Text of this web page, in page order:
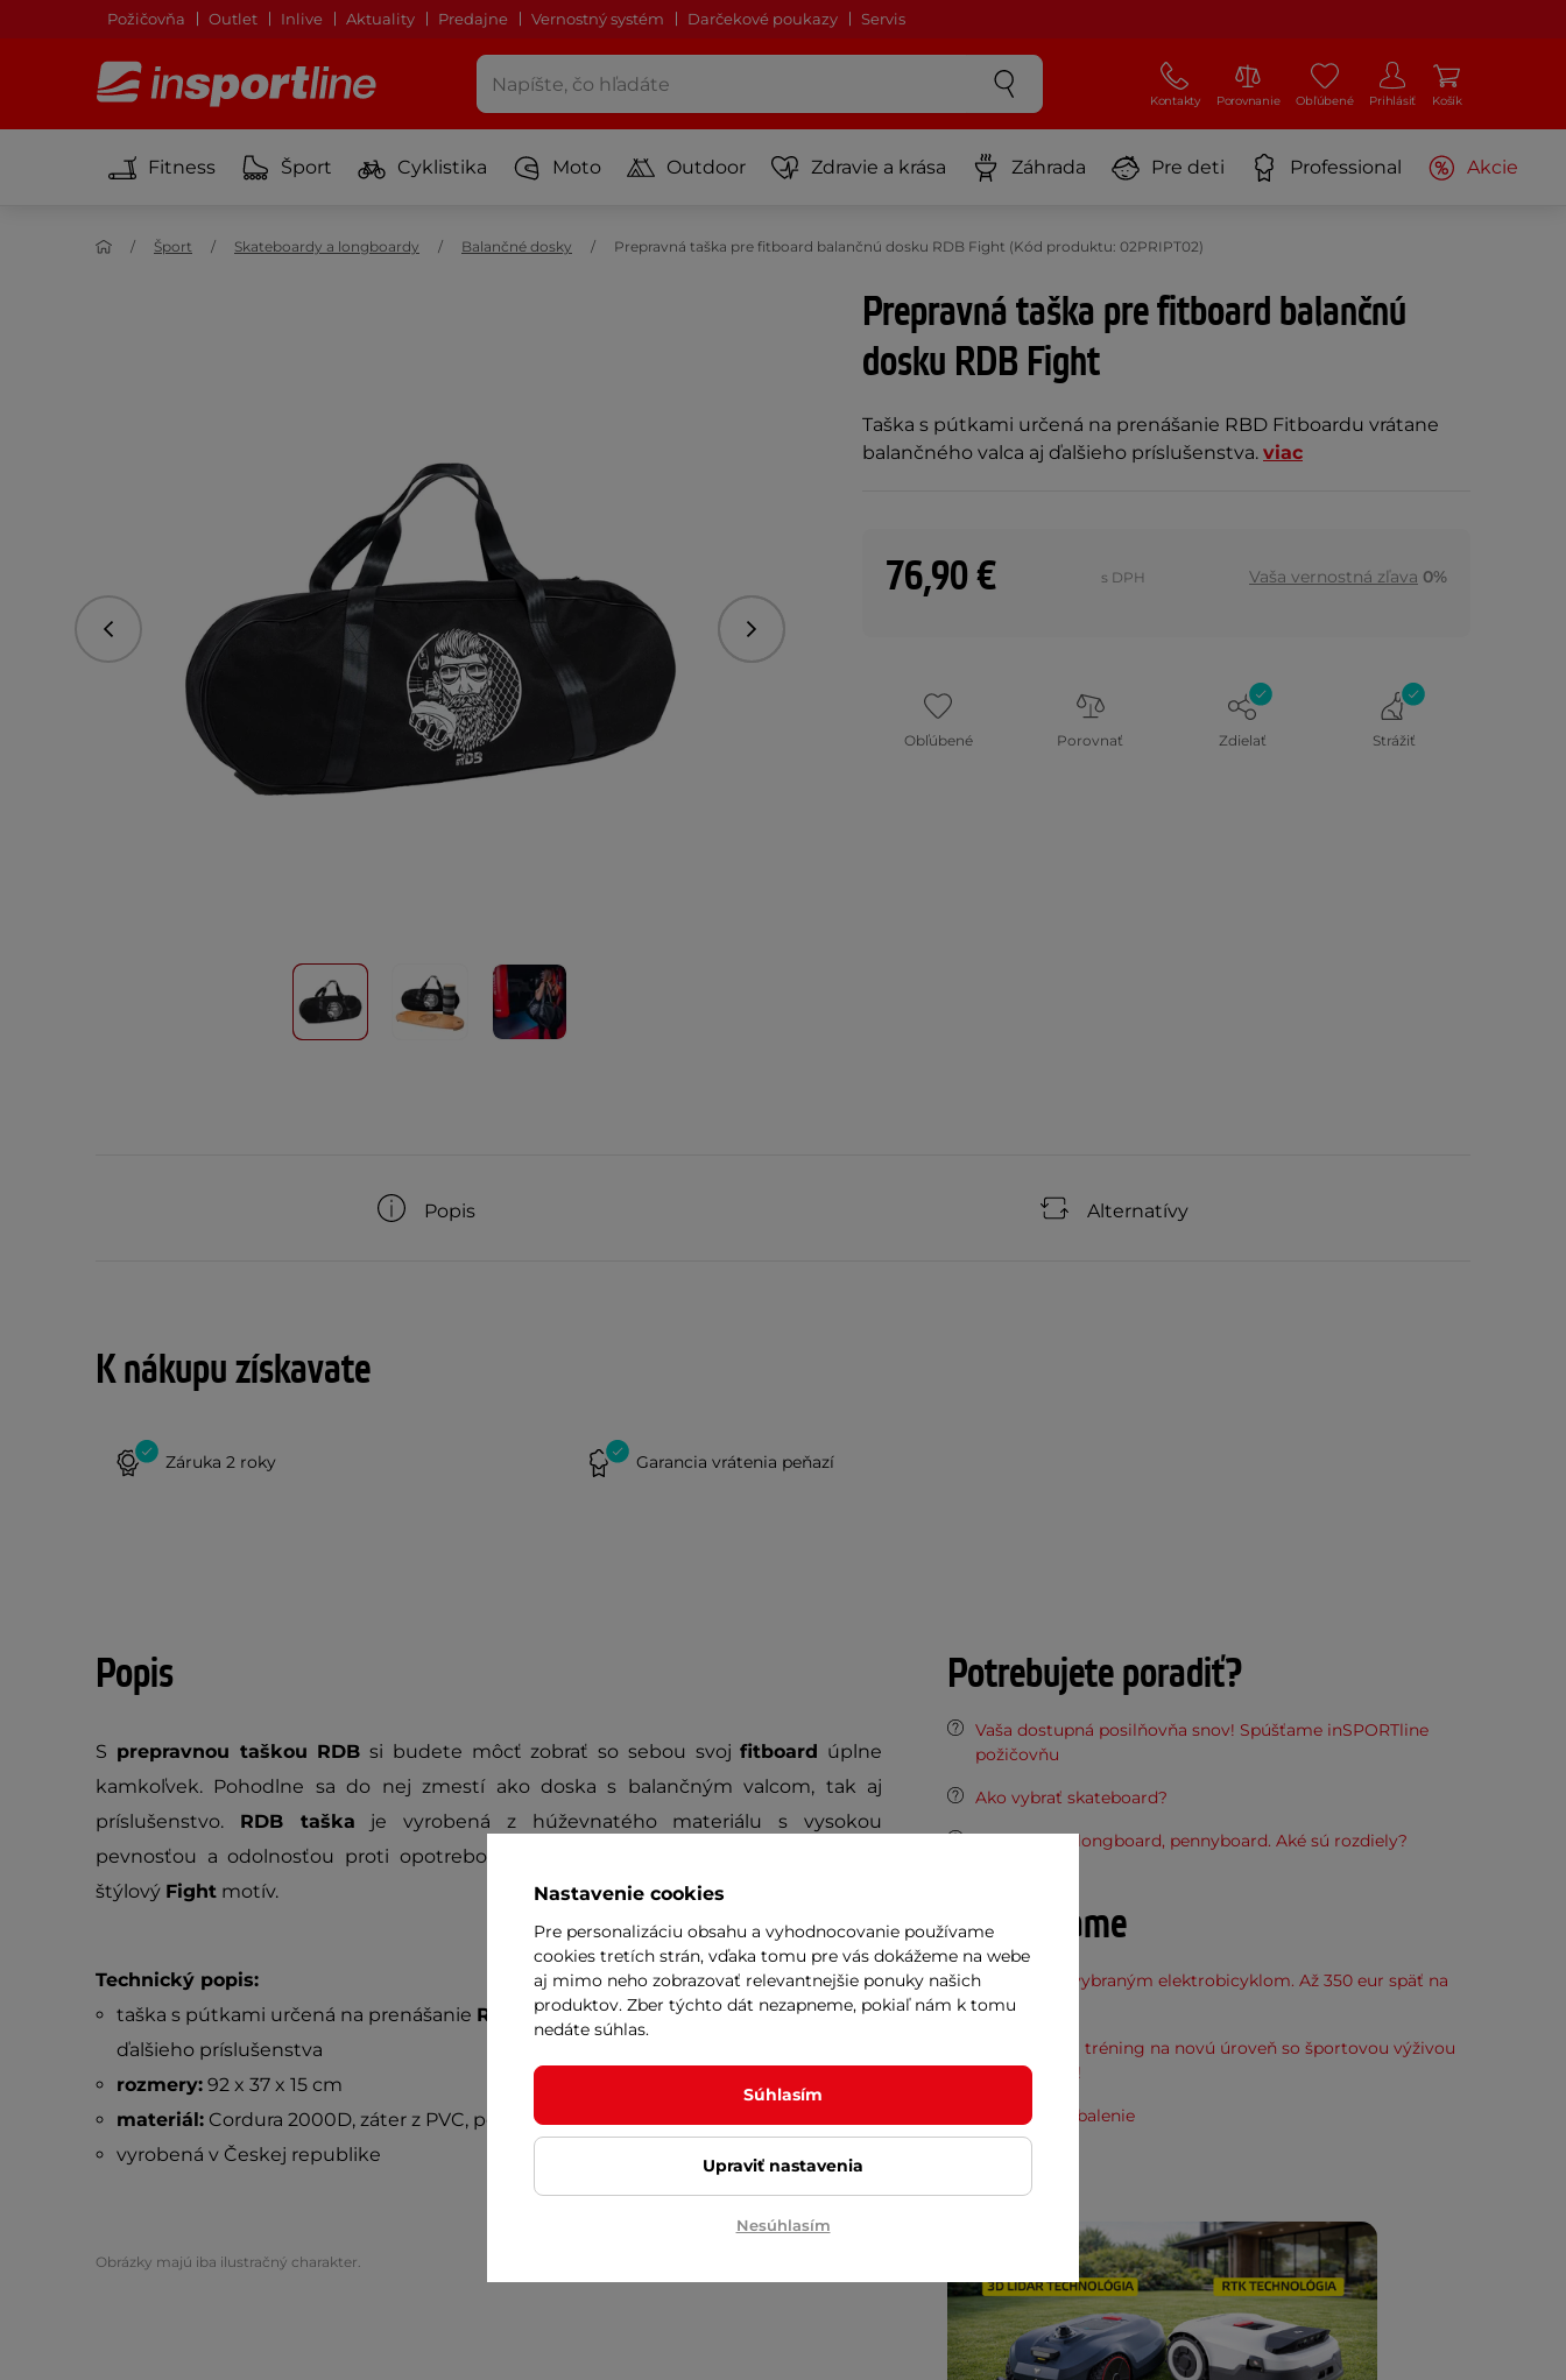
Požičovňa Outlet Inlive Aktuality Predajne Vernostný systém Darčekové poukazy Servis
Kontakty Porovnanie Obľúbené Prihlásiť Košík
Fitness Šport Cyklistika Moto Outdoor Zdravie a krása Záhrada Pre deti Professional Akcie
Šport Skateboardy a longboardy Balančné dosky Prepravná taška pre fitboard balančnú dosku RDB Fight (Kód produktu: 02PRIPT02)
Prepravná taška pre fitboard balančnú
dosku RDB Fight
Taška s pútkami určená na prenášanie RBD Fitboardu vrátane
balančného valca aj ďalšieho príslušenstva. viac
Predchádzajúce Nasledujúce
76,90 € s DPH Vaša vernostná zľava 0%
Obľúbené Porovnať Zdielať Strážiť
Popis Alternatívy
K nákupu získavate
Záruka 2 roky Garancia vrátenia peňazí
Popis
S prepravnou taškou RDB si budete môcť zobrať so sebou svojfitboard úplne
kamkoľvek. Pohodlne sa do nej zmestí ako doska s balančným valcom, tak aj
príslušenstvo. RDB taška je vyrobená z húževnatého materiálu s vysokou
pevnosťou a odolnosťou proti opotrebovaniu. Fanúšikov bojových umení poteší
štýlový Fight motív.
Technický popis:
taška s pútkami určená na prenášanie RBD Fitboarduvrátane balančného valca aj
ďalšieho príslušenstva
rozmery:92 x 37 x 15 cm
materiál:Cordura 2000D, záter z PVC, popruhy z polyesteru
vyrobená v Českej republike
Obrázky majú iba ilustračný charakter.
Potrebujete poradiť?
Vaša dostupná posilňovňa snov! Spúšťame inSPORTline
požičovňu
Ako vybrať skateboard?
Skateboard, longboard, pennyboard. Aké sú rozdiely?
Odporúčame
Cashback k vybraným elektrobicyklom. Až 350 eur späť na
ďalší nákup.
Posuňte svoj tréning na novú úroveň so športovou výživou
inSPORTline!
Diskrétne zabalenie
Nastavenie cookies
Pre personalizáciu obsahu a vyhodnocovanie používame
cookies tretích strán, vďaka tomu pre vás dokážeme na webe
aj mimo neho zobrazovať relevantnejšie ponuky našich
produktov. Zber týchto dát nezapneme, pokiaľ nám k tomu
nedáte súhlas.
Súhlasím
Upraviť nastavenia
Nesúhlasím